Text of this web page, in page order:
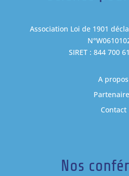
Association Loi de 1901
SIRET : 844 700
A propos
Contact
Nos